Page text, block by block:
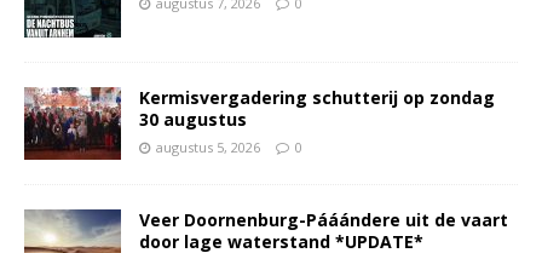
Kermisvergadering schutterij op zondag
30 augustus
augustus 5, 2026 0
Veer Doornenburg-Pááándere uit de vaart
door lage waterstand *UPDATE*